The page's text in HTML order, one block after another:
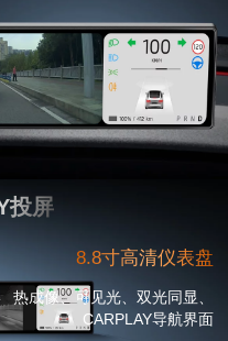
投屏
8.8寸高清仪表盘
热成像、可见光、双光同显、
CARPLAY导航界面